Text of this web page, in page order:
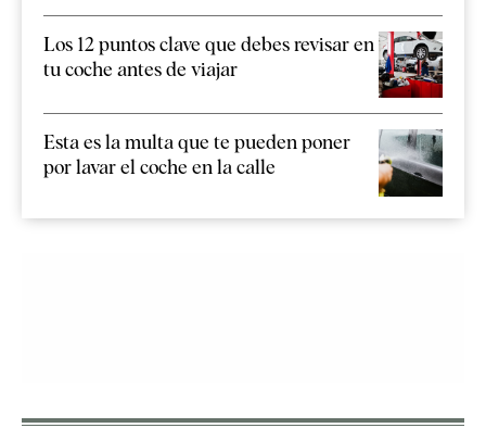
Los 12 puntos clave que debes revisar en
tu coche antes de viajar
Esta es la multa que te pueden poner
por lavar el coche en la calle